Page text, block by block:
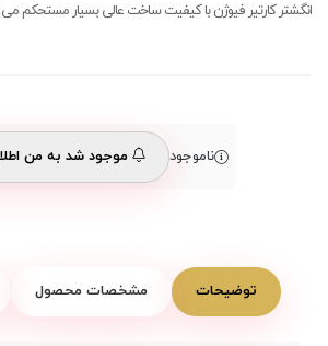
انگشتر کارتیر فیوژن با کیفیت ساخت عالی بسیار مستحکم
ناموجود موجود شد به من
توضیحات مشخصات محصول